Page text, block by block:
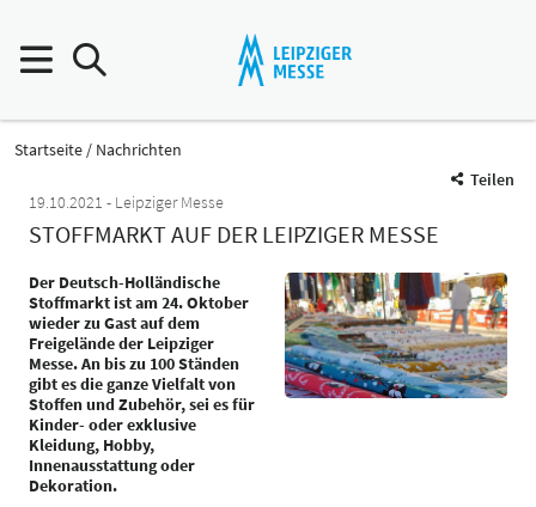
Startseite
Nachrichten
Teilen
19.10.2021
Leipziger Messe
STOFFMARKT AUF DER LEIPZIGER MESSE
Der Deutsch-Holländische
Stoffmarkt ist am 24. Oktober
wieder zu Gast auf dem
Freigelände der Leipziger
Messe. An bis zu 100 Ständen
gibt es die ganze Vielfalt von
Stoffen und Zubehör, sei es für
Kinder- oder exklusive
Kleidung, Hobby,
Innenausstattung oder
Dekoration.